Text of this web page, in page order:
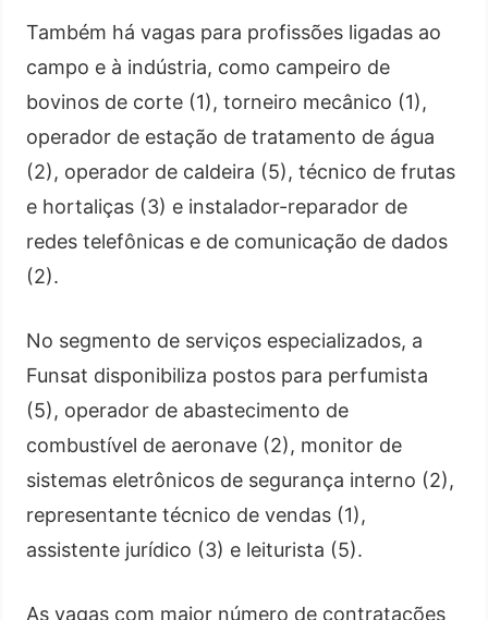
Também há vagas para profissões ligadas ao
campo e à indústria, como campeiro de
bovinos de corte (1), torneiro mecânico (1),
operador de estação de tratamento de água
(2), operador de caldeira (5), técnico de frutas
e hortaliças (3) e instalador-reparador de
redes telefônicas e de comunicação de dados
(2).
No segmento de serviços especializados, a
Funsat disponibiliza postos para perfumista
(5), operador de abastecimento de
combustível de aeronave (2), monitor de
sistemas eletrônicos de segurança interno (2),
representante técnico de vendas (1),
assistente jurídico (3) e leiturista (5).
As vagas com maior número de contratações